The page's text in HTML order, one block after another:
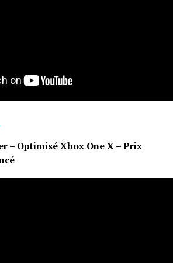
– Optimisé Xbox One X – Prix